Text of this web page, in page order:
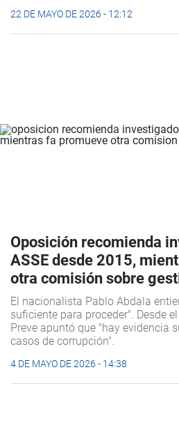
22 DE MAYO DE 2026 - 12:12
Oposición recomienda
ASSE desde 2015,
otra comisión sobre
El nacionalista Pablo Abdala
suficiente para proceder". Desde
Preve apuntó que "hay evidencia
casos de corrupción".
4 DE MAYO DE 2026 - 14:38